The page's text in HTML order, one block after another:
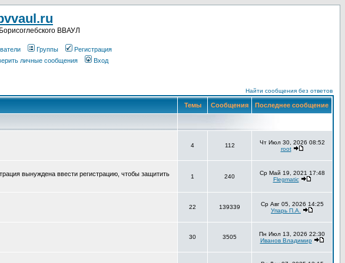
ВВАУЛ
Группы
Регистрация
личные сообщения Вход
Найти сообщения без ответов
Темы Сообщения Последнее сообщение
4 112
Чт Июл 30, 2026 08:52
root
вынуждена ввести регистрацию, чтобы защитить
1 240
Ср Май 19, 2021 17:48
Flegmatic
22 139339
Ср Авг 05, 2026 14:25
Упарь П.А.
30 3505
Пн Июл 13, 2026 22:30
Иванов Владимир